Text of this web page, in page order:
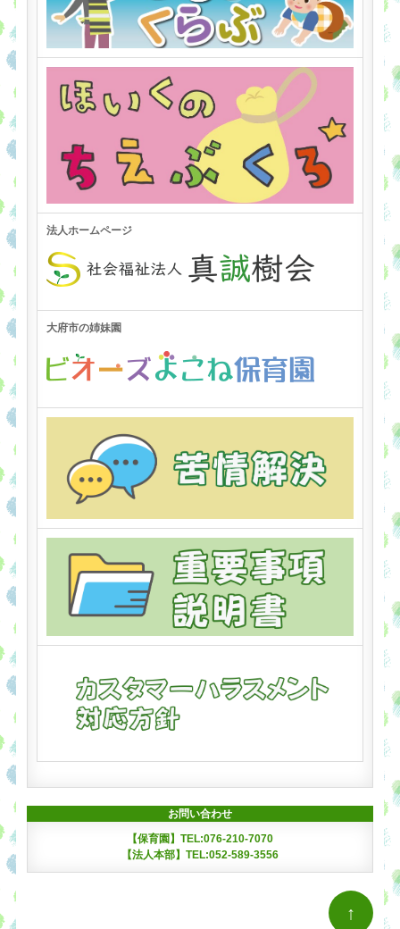
法人ホームページ
大府市の姉妹園
お問い合わせ
【保育園】TEL:076-210-7070
【法人本部】TEL:052-589-3556
↑